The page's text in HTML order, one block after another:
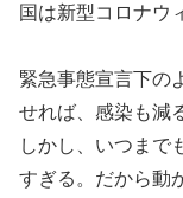
国は新型コロナウ
緊急事態宣言下の
せれば、感染も減
しかし、いつまで
すぎる。だから動